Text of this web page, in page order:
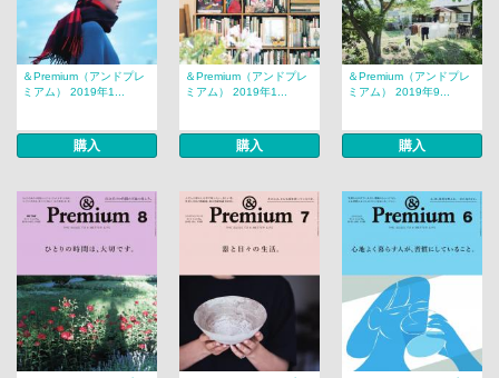
＆Premium（アンドプレ
ミアム） 2019年1...
購入
＆Premium（アンドプレ
ミアム） 2019年1...
購入
＆Premium（アンドプレ
ミアム） 2019年9...
購入